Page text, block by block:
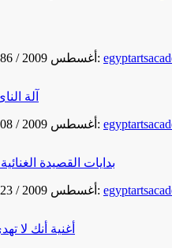
18 أغسطس 2009 /
2686 نشرها موقع:
آلة
18 أغسطس 2009 /
2508 نشرها موقع:
بدايات القصيدة
17 أغسطس 2009 /
2323 نشرها موقع:
أغنية أنك لا